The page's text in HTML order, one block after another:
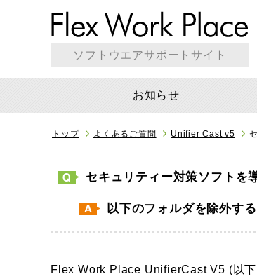
ソフトウエアサポートサイト
お知らせ
トップ よくあるご質問 Unifier Cast v5
セキュリティー対策ソフト
以下のフォルダを除外す
Flex Work Place UnifierCast V5 (以